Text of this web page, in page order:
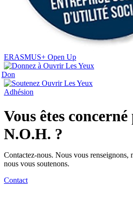
ERASMUS+ Open Up
Don
Adhésion
Vous êtes
N.O.H. ?
Contactez-nous. Nous vous renseignons,
nous vous soutenons.
Contact